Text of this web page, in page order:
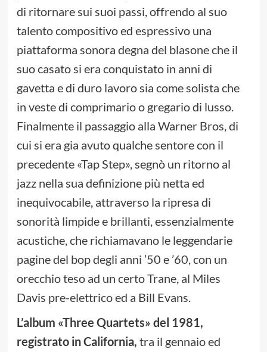
di ritornare sui suoi passi, offrendo al suo
talento compositivo ed espressivo una
piattaforma sonora degna del blasone che il
suo casato si era conquistato in anni di
gavetta e di duro lavoro sia come solista che
in veste di comprimario o gregario di lusso.
Finalmente il passaggio alla Warner Bros, di
cui si era gia avuto qualche sentore con il
precedente «Tap Step», segnò un ritorno al
jazz nella sua definizione più netta ed
inequivocabile, attraverso la ripresa di
sonorità limpide e brillanti, essenzialmente
acustiche, che richiamavano le leggendarie
pagine del bop degli anni ’50 e ’60, con un
orecchio teso ad un certo Trane, al Miles
Davis pre-elettrico ed a Bill Evans.
L’album «Three Quartets» del 1981,
registrato in California, tra il gennaio ed